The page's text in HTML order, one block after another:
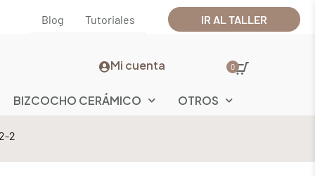
Blog Tutoriales IR AL TALLER
Mi cuenta 0
BIZCOCHO CERÁMICO OTROS
2